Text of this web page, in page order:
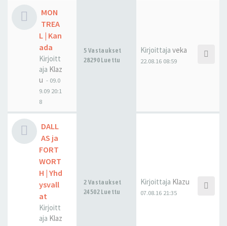
MON
TREA
L | Kan
ada
Kirjoitt
aja Klaz
u - 09.0
9.09 20:1
8
5 Vastaukset
28290 Luettu
Kirjoittaja veka
22.08.16 08:59
DALL
AS ja
FORT
WORT
H | Yhd
ysvall
at
Kirjoitt
aja Klaz
2 Vastaukset
24502 Luettu
Kirjoittaja Klazu
07.08.16 21:35